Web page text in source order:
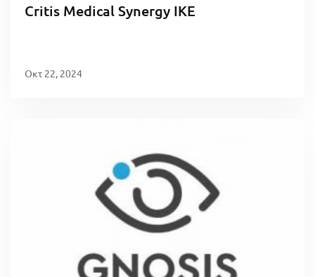
Critis Medical Synergy IKE
Οκτ 22, 2024